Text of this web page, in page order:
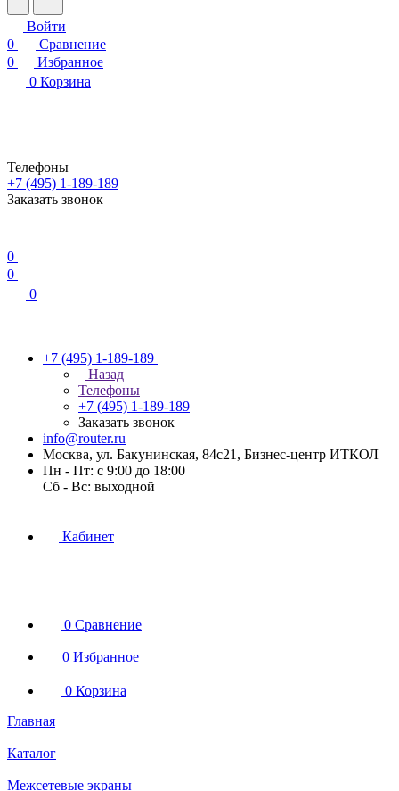
Войти
0
Сравнение
0
Избранное
0 Корзина
Телефоны
+7 (495) 1-189-189
Заказать звонок
0
0
0
+7 (495) 1-189-189
Назад
Телефоны
+7 (495) 1-189-189
Заказать звонок
info@router.ru
Москва, ул. Бакунинская, 84с21, Бизнес-центр ИТКОЛ
Пн - Пт: с 9:00 до 18:00
Cб - Вс: выходной
Кабинет
0 Сравнение
0 Избранное
0 Корзина
Главная
Каталог
Межсетевые экраны